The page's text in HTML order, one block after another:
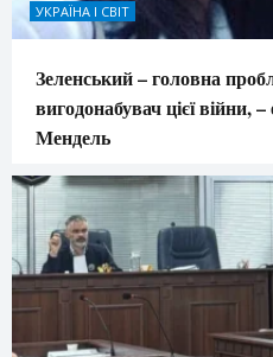
УКРАЇНА І СВІТ
Зеленський – головна
вигодонабувач цієї війни,
Мендель